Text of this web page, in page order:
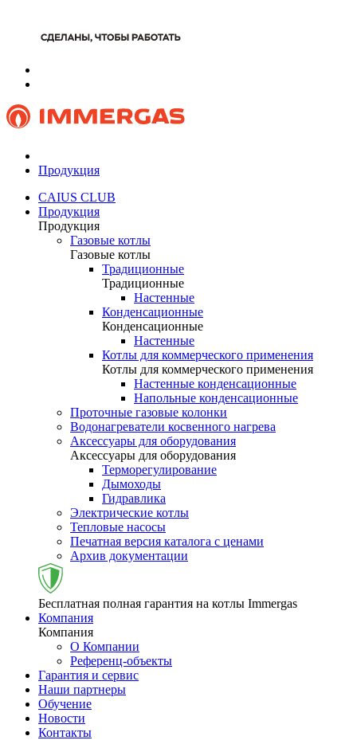
Продукция
CAIUS CLUB
Продукция
Продукция
Газовые котлы
Газовые котлы
Традиционные
Традиционные
Настенные
Конденсационные
Конденсационные
Настенные
Котлы для коммерческого применения
Котлы для коммерческого применения
Настенные конденсационные
Напольные конденсационные
Проточные газовые колонки
Водонагреватели косвенного нагрева
Аксессуары для оборудования
Аксессуары для оборудования
Терморегулирование
Дымоходы
Гидравлика
Электрические котлы
Тепловые насосы
Печатная версия каталога с ценами
Архив документации
Бесплатная полная гарантия на котлы Immergas
Компания
Компания
О Компании
Референц-объекты
Гарантия и сервис
Наши партнеры
Обучение
Новости
Контакты